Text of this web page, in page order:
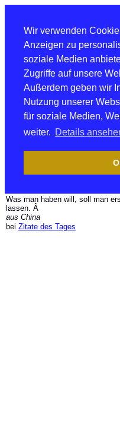
Wir verwenden
Anzeigen zu
soziale Medien
Zugriffe auf unsere
Außerdem geben wir
Nutzung unserer
für soziale Medien,
weiter. Details
Was man haben will, soll man
lassen. Â
aus China
bei Zitate des Tages